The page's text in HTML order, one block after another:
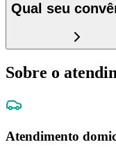
Qual seu
Sobre o
Atendimento